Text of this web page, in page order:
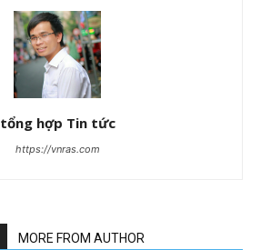
tổng hợp Tin tức
https://vnras.com
MORE FROM AUTHOR